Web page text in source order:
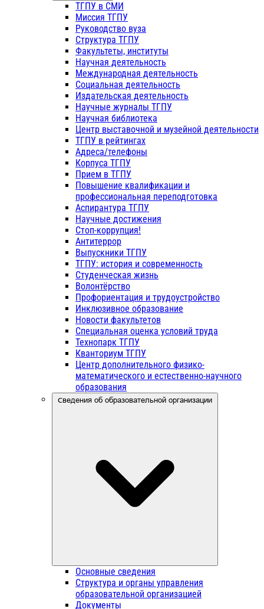
ТГПУ в СМИ
Миссия ТГПУ
Руководство вуза
Структура ТГПУ
Факультеты, институты
Научная деятельность
Международная деятельность
Социальная деятельность
Издательская деятельность
Научные журналы ТГПУ
Научная библиотека
Центр выставочной и музейной деятельности
ТГПУ в рейтингах
Адреса/телефоны
Корпуса ТГПУ
Прием в ТГПУ
Повышение квалификации и
профессиональная переподготовка
Аспирантура ТГПУ
Научные достижения
Стоп-коррупция!
Антитеррор
Выпускники ТГПУ
ТГПУ: история и современность
Студенческая жизнь
Волонтёрство
Профориентация и трудоустройство
Инклюзивное образование
Новости факультетов
Специальная оценка условий труда
Технопарк ТГПУ
Кванториум ТГПУ
Центр дополнительного физико-
математического и естественно-научного
образования
Сведения об образовательной организации
Основные сведения
Структура и органы управления
образовательной организацией
Документы